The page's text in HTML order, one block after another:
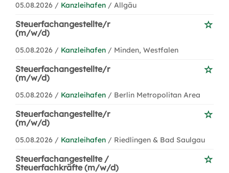
05.08.2026 / Kanzleihafen / Allgäu
Steuerfachangestellte/r
(m/w/d)
05.08.2026 / Kanzleihafen / Minden, Westfalen
Steuerfachangestellte/r
(m/w/d)
05.08.2026 / Kanzleihafen / Berlin Metropolitan Area
Steuerfachangestellte/r
(m/w/d)
05.08.2026 / Kanzleihafen / Riedlingen & Bad Saulgau
Steuerfachangestellte /
Steuerfachkräfte (m/w/d)